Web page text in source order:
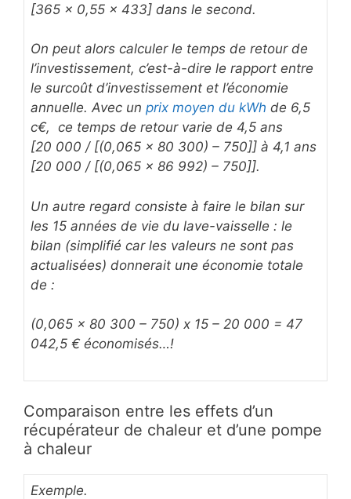
[365 x 0,55 x 433] dans le second.
On peut alors calculer le temps de retour de
l’investissement, c’est-à-dire le rapport entre
le surcoût d’investissement et l’économie
annuelle. Avec un prix moyen du kWh de 6,5
c€, ce temps de retour varie de 4,5 ans
[20 000 / [(0,065 x 80 300) – 750]] à 4,1 ans
[20 000 / [(0,065 x 86 992) – 750]].
Un autre regard consiste à faire le bilan sur
les 15 années de vie du lave-vaisselle : le
bilan (simplifié car les valeurs ne sont pas
actualisées) donnerait une économie totale
de :
(0,065 x 80 300 – 750) x 15 – 20 000 = 47
042,5 € économisés…!
Comparaison entre les effets d’un
récupérateur de chaleur et d’une pompe
à chaleur
Exemple.